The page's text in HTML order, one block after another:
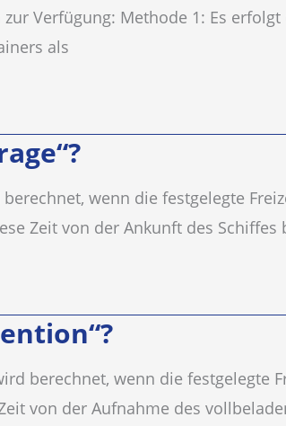
Verfügung: Methode 1: Es erfolgt
als
wenn die festgelegte
Zeit von der Ankunft des Schiffes
berechnet, wenn die festgelegte
von der Aufnahme des